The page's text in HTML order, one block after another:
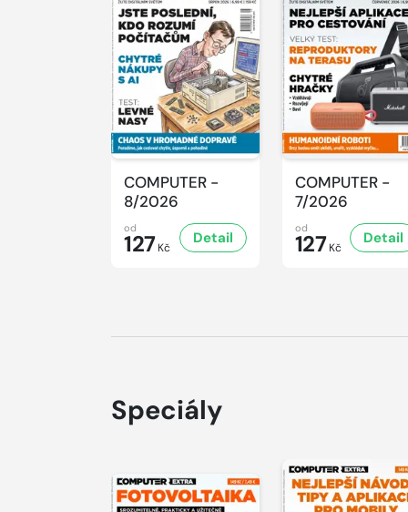
COMPUTER -
8/2026
od
127Kč
Detail
COMPUTER -
7/2026
od
127 Kč
Detail
Speciály